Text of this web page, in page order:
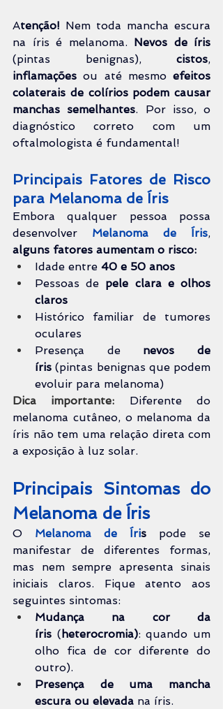
Atenção! Nem toda mancha escura
na íris é melanoma. Nevos de íris
(pintas benignas), cistos
inflamações ou até mesmo efeitos
colaterais de colírios podem causar
manchas semelhantes. Por isso, o
diagnóstico correto com um
oftalmologista é fundamental!
Principais Fatores de Risco
para Melanoma de Íris
Embora qualquer pessoa possa
desenvolver Melanoma de Íris
alguns fatores aumentam o risco:
Idade entre 40 e 50 anos
Pessoas de pele clara e olhos
claros
Histórico familiar de tumores
oculares
Presença de nevos de
íris (pintas benignas que podem
evoluir para melanoma)
Dica importante:
Diferente do
melanoma cutâneo, o melanoma da
íris não tem uma relação direta com
a exposição à luz solar.
Principais Sintomas do
Melanoma de Íris
O Melanoma de Íris pode se
manifestar de diferentes formas,
mas nem sempre apresenta sinais
iniciais claros. Fique atento aos
seguintes sintomas:
Mudança na cor da
íris ( heterocromia): quando um
olho fica de cor diferente do
outro).
Presença de uma mancha
escura ou elevada na íris.